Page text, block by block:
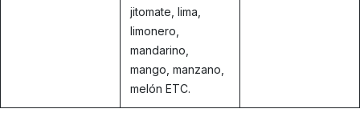
jitomate, lima,
limonero,
mandarino,
mango, manzano,
melón ETC.